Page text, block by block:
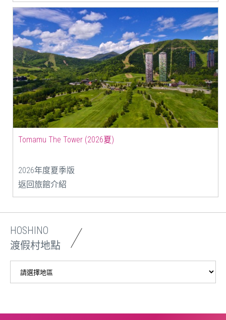
Tomamu The Tower (2026夏)
2026年度夏季版
返回旅館介紹
HOSHINO
渡假村地點